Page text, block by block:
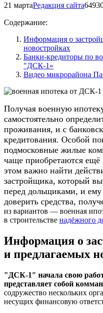
21 мартаРедакция сайта6493
Содержание:
Информация о
новостройках
Банки-кредиторы по
"ДСК-1«
Видео микрорайона
Получая военную
самостоятельно
проживания, и с
кредитования. Особой
подмосковные жилые
чаще приобретаются ещё
этом важно найти
застройщика, который
перед дольщиками, и ему
доверить средства,
из вариантов — военная
в строительстве надёжного
Информация о
и предлагаемых
"ДСК-1″ начала свою
представляет собой
содружество нескольких
несущих финансовую